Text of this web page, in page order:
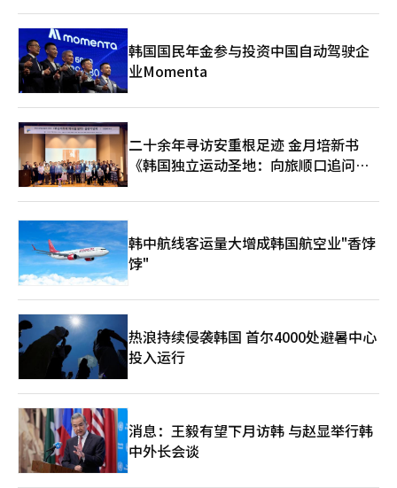
而是要将韩国的文化、民主、技术和产业与更广阔的世界结合起
来。真正强大的国家不是封闭的国家，而是开放的国家。 第二次
建国的另一个核心是教育。目前的教育系统在工业化时代的框架中
未能脱离。仅仅依靠快速找到答案、提高考试分数、集中于大学入
学的教育，无法培养出AI时代的人才。在AI时代，提问的能力、定
义问题的能力、连接多个领域的能力、人机协作的能力至关重要。
从小学到高中，数学与科学、人文学科与艺术、编程与哲学应当同
时教授。大学应当打破学科壁垒，融合AI与半导体、生命科学与机
器人、管理与人文学科。职场人士应接受终身再教育，地方大学应
成为与地方产业结合的AI创新中心。 地方战略也应当改变。AI时代
的韩国不能仅依靠首都圈。半导体集群、数据中心、电力基础设
道路不是简单的预算支持，而是将未来产业植入地方。全北可以成
为物理AI与农生物、机器人、智能制造的实验场，忠清可以成为半
导体与电池、生物的中心，庆尚可以成为造船与汽车、机械产业的
AI转型基地。湖南、江原、济州也可以结合能源与数据中心、旅游
被视为未来产业的实验场。 资本市场也应当改变。在AI时代，需要
巨额的长期投资。一个半导体工厂、一个数据中心、一个AI研究所
需要数万亿到数十万亿的投资。风险投资和初创企业生态系统也应
更加大胆。以惩罚失败的金融文化无法开启AI时代。美国的优势不
仅在于技术，还在于敢于冒险的资本市场。韩国也应当建立一个长
期创新金融体系，让国民养老金、政策金融、民间风险投资、大企
业投资和大学基金共同运作。AI半导体、物理AI和制造业AX不应仅
以短期业绩来评估，而应放眼10年、20年进行投资。 政府的角色
也应当更新。过去的工业化时代，政府建设了道路、港口和工业园
区。在AI时代，政府应当建设数据高速公路、AI基础设施、电力网
络和监管沙盒。国家应当支持民间难以承担的基础研究和基础设施
韩国国民年金参与投资中国自动驾驶企
业Momenta
二十余年寻访安重根足迹 金月培新书
《韩国独立运动圣地：向旅顺口追问历
韩中航线客运量大增成韩国航空业"香饽
饽"
热浪持续侵袭韩国 首尔4000处避暑中心
投入运行
消息：王毅有望下月访韩 与赵显举行韩
中外长会谈